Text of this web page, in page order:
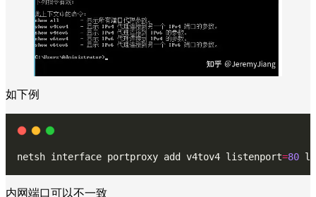
如下例
netsh interface portproxy add v4tov4 listenport=80
内网端口可以不一致